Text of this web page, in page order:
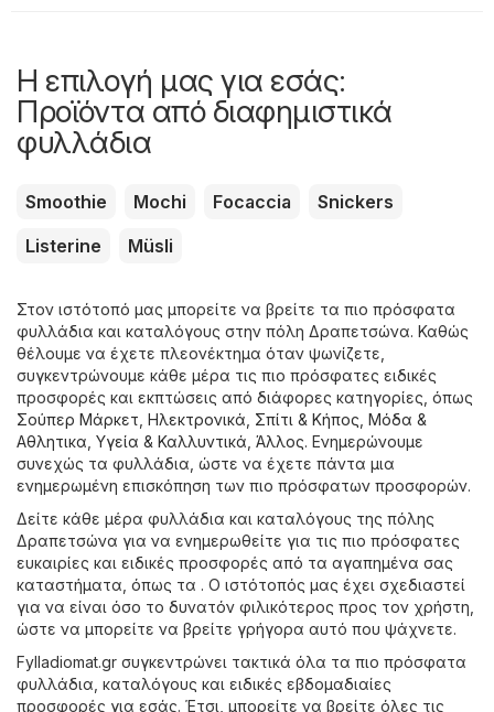
Η επιλογή μας για εσάς:
Προϊόντα από διαφημιστικά
φυλλάδια
Smoothie Mochi Focaccia
Snickers
Listerine
Müsli
Στον ιστότοπό μας μπορείτε να βρείτε τα πιο πρόσφατα
φυλλάδια και καταλόγους στην πόλη Δραπετσώνα. Καθώς
θέλουμε να έχετε πλεονέκτημα όταν ψωνίζετε,
συγκεντρώνουμε κάθε μέρα τις πιο πρόσφατες ειδικές
προσφορές και εκπτώσεις από διάφορες κατηγορίες, όπως
Σούπερ Μάρκετ Hλεκτρονικά Σπίτι & Κήπος Μόδα &
Aθλητικα Υγεία & Καλλυντικά Άλλος. Ενημερώνουμε
συνεχώς τα φυλλάδια, ώστε να έχετε πάντα μια
ενημερωμένη επισκόπηση των πιο πρόσφατων προσφορών.
Δείτε κάθε μέρα φυλλάδια και καταλόγους της πόλης
Δραπετσώνα για να ενημερωθείτε για τις πιο πρόσφατες
ευκαιρίες και ειδικές προσφορές από τα αγαπημένα σας
καταστήματα, όπως τα . Ο ιστότοπός μας έχει σχεδιαστεί
για να είναι όσο το δυνατόν φιλικότερος προς τον χρήστη,
ώστε να μπορείτε να βρείτε γρήγορα αυτό που ψάχνετε.
Fylladiomat.gr συγκεντρώνει τακτικά όλα τα πιο πρόσφατα
φυλλάδια, καταλόγους και ειδικές εβδομαδιαίες
προσφορές για εσάς. Έτσι, μπορείτε να βρείτε όλες τις